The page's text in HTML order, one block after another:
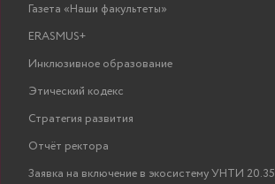
Газета «Наши факультеты»
ERASMUS+
Инклюзивное образование
Этический кодекс
Стратегия развития
Отчёт ректора
Заявка на включение в экосистему УНТИ 20.35